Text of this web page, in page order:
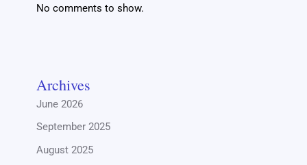
No comments to show.
Archives
June 2026
September 2025
August 2025